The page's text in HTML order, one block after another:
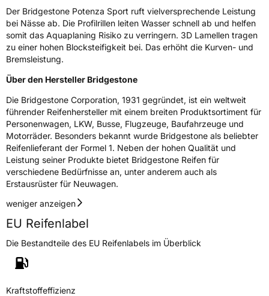
EPREL ID 420034
Allgemeine Produktsicherheit (GPSR)
Herstellerkontakt
BRIDGESTONE EU NV/SA, Via del Fosso del
market.surveillance@bridgestone.eu
Der Bridgestone Potenza Sport ruft vielversprechende Leistung
bei Nässe ab. Die Profilrillen leiten Wasser schnell ab und helfen
somit das Aquaplaning Risiko zu verringern. 3D Lamellen tragen
zu einer hohen Blocksteifigkeit bei. Das erhöht die Kurven- und
Bremsleistung.
Über den Hersteller Bridgestone
Die Bridgestone Corporation, 1931 gegründet, ist ein weltweit
führender Reifenhersteller mit einem breiten Produktsortiment für
Personenwagen, LKW, Busse, Flugzeuge, Baufahrzeuge und
Motorräder. Besonders bekannt wurde Bridgestone als beliebter
Reifenlieferant der Formel 1. Neben der hohen Qualität und
Leistung seiner Produkte bietet Bridgestone Reifen für
verschiedene Bedürfnisse an, unter anderem auch als
Erstausrüster für Neuwagen.
weniger anzeigen
EU Reifenlabel
Die Bestandteile des EU Reifenlabels im Überblick
Kraftstoffeffizienz